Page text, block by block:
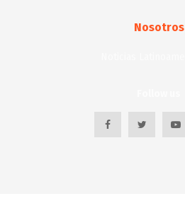
Nosotros